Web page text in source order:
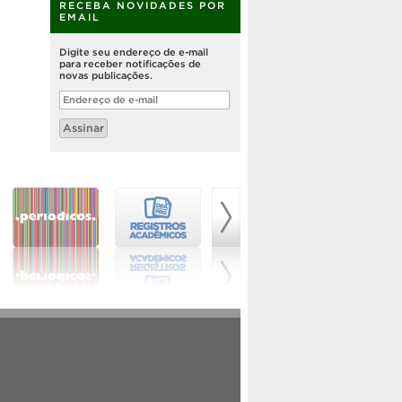
RECEBA NOVIDADES POR
EMAIL
Digite seu endereço de e-mail
para receber notificações de
novas publicações.
Endereço
de
e-
mail
Assinar